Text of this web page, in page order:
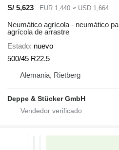
S/ 5,623
EUR 1,440 ≈ USD 1,664
Neumático agrícola - neumático
agrícola de arrastre
Estado nuevo
500/45 R22.5
Alemania, Rietberg
Deppe & Stücker GmbH